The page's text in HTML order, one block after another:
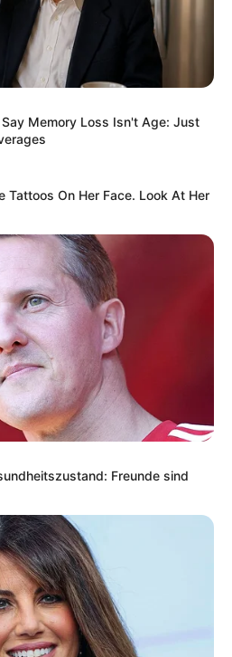
schuf. Zu sehen ist auch
von der Zeit des Rokoko bis zur
reicht.
als auch exotische
in der gepflegten
bewundert werden.
und von steilen Felsen
Fremdenverkehrs- und
an der Mosel mit Schlössern,
mit ihrem riesigen, 61 ha
gehört die
angelegte Rokokoanlage zu
erhaltenen
ihrer Zeit.
von 1817 bis 1828 auf der
von Koblenz erbaute
ist ein sehr gut erhaltenes
Festungsbaus. Zu sehen gibt es
hat man hier eine
Memory Loss Isn't Age: Just
Tattoos On Her Face. Look At Her
Freunde sind